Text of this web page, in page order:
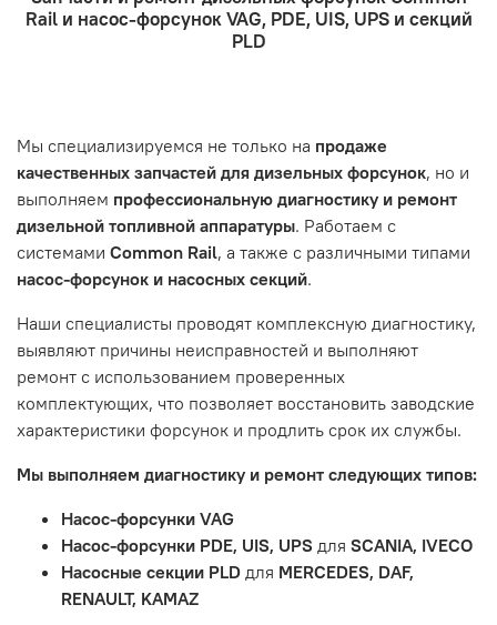
- Оформление заказа
Проверьте правильность ввода информации: позиции
- Отправка по России и СНГ транспортной компанией,
находится в хорошем состоянии и что вы, как клиент,
знакомы с основными правилами обслуживания и
неисправности, вызванные нарушением правил
обслуживания или эксплуатации автомобиля. Если у вас
возникнут проблемы с отремонтированной системой,
мы обязательно разберемся в ситуации и предложим
решение. Однако если проблема вызвана одним из
перечисленных выше факторов, мы не сможем
Гарантия не распространяется на следующие случаи:
Истек гарантийный срок.
Товар является расходным материалом, который
тормозные колодки, диски сцепления, свечи зажигания
Неисправности вызваны ДТП, неправильной установкой
или чрезмерным износом.
Неисправность топливной системы или системы
впуска/выпуска.
Rail и насос-форсунок VAG, PDE, UIS, UPS и секций
PLD
Мы специализируемся не только на продаже
качественных запчастей для дизельных форсунок, но и
выполняем профессиональную диагностику и ремонт
дизельной топливной аппаратуры. Работаем с
системами Common Rail, а также с различными типами
насос-форсунок и насосных секций.
Наши специалисты проводят комплексную диагностику,
выявляют причины неисправностей и выполняют
ремонт с использованием проверенных
комплектующих, что позволяет восстановить заводские
характеристики форсунок и продлить срок их службы.
Мы выполняем диагностику и ремонт следующих типов:
Насос-форсунки VAG
Насос-форсунки PDE, UIS, UPS для SCANIA, IVECO
Насосные секции PLD для MERCEDES, DAF,
RENAULT, KAMAZ